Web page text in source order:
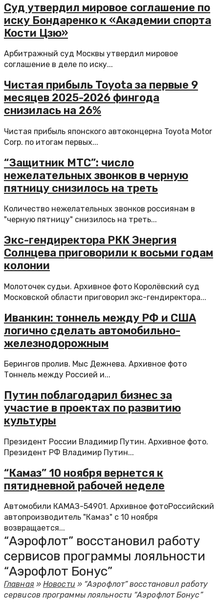
Суд утвердил мировое соглашение по
иску Бондаренко к «Академии спорта
Кости Цзю»
Арбитражный суд Москвы утвердил мировое
соглашение в деле по иску...
Чистая прибыль Toyota за первые 9
месяцев 2025-2026 фингода
снизилась на 26%
Чистая прибыль японского автоконцерна Toyota Motor
Corp. по итогам первых...
“Защитник МТС”: число
нежелательных звонков в черную
пятницу снизилось на треть
Количество нежелательных звонков россиянам в
"черную пятницу" снизилось на треть...
Экс-гендиректора РКК Энергия
Солнцева приговорили к восьми годам
колонии
Молоточек судьи. Архивное фото Королёвский суд
Московской области приговорил экс-гендиректора...
Иванкин: тоннель между РФ и США
логично сделать автомобильно-
железнодорожным
Берингов пролив. Мыс Дежнева. Архивное фото
Тоннель между Россией и...
Путин поблагодарил бизнес за
участие в проектах по развитию
культуры
Президент России Владимир Путин. Архивное фото.
Президент РФ Владимир Путин...
“Камаз” 10 ноября вернется к
пятидневной рабочей неделе
Автомобили КАМАЗ-54901. Архивное фотоРоссийский
автопроизводитель "Камаз" с 10 ноября
возвращается...
“Аэрофлот” восстановил работу
сервисов программы лояльности
“Аэрофлот Бонус”
Главная»Новости » “Аэрофлот” восстановил работу
сервисов программы лояльности “Аэрофлот Бонус”